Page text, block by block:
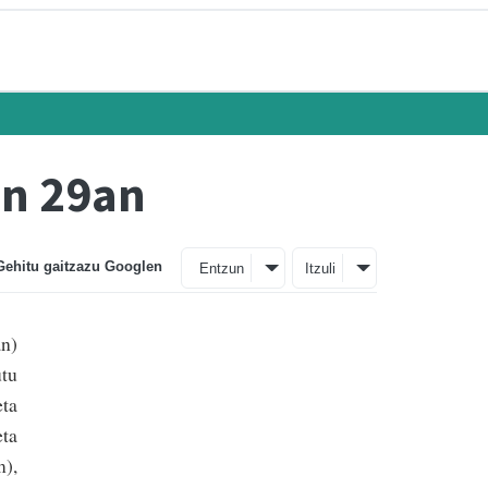
29an
gaitzazu Googlen Entzun Itzuli